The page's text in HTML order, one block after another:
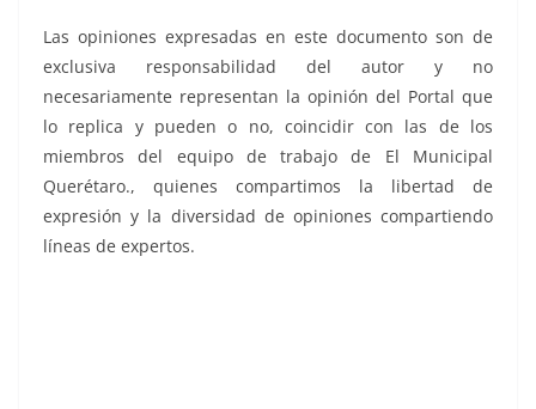
Las opiniones expresadas en este documento son de
exclusiva responsabilidad del autor y no
necesariamente representan la opinión del Portal que
lo replica y pueden o no, coincidir con las de los
miembros del equipo de trabajo de El Municipal
Querétaro., quienes compartimos la libertad de
expresión y la diversidad de opiniones compartiendo
líneas de expertos.